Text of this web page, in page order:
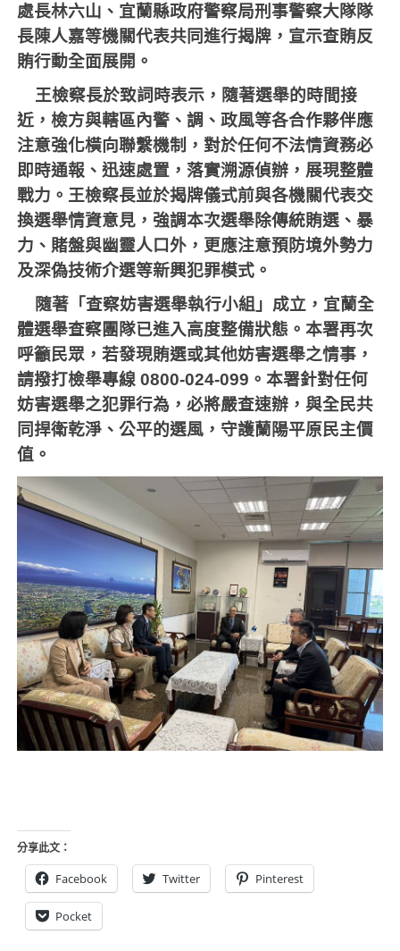
處長林六山、宜蘭縣政府警察局刑事警察大隊隊
長陳人嘉等機關代表共同進行揭牌，宣示查賄反
賄行動全面展開。
王檢察長於致詞時表示，隨著選舉的時間接
近，檢方與轄區內警、調、政風等各合作夥伴應
注意強化橫向聯繫機制，對於任何不法情資務必
即時通報、迅速處置，落實溯源偵辦，展現整體
戰力。王檢察長並於揭牌儀式前與各機關代表交
換選舉情資意見，強調本次選舉除傳統賄選、暴
力、賭盤與幽靈人口外，更應注意預防境外勢力
及深偽技術介選等新興犯罪模式。
隨著「查察妨害選舉執行小組」成立，宜蘭全
體選舉查察團隊已進入高度整備狀態。本署再次
呼籲民眾，若發現賄選或其他妨害選舉之情事，
請撥打檢舉專線 0800-024-099。本署針對任何
妨害選舉之犯罪行為，必將嚴查速辦，與全民共
同捍衛乾淨、公平的選風，守護蘭陽平原民主價
值。
分享此文：
Facebook Twitter Pinterest
Pocket